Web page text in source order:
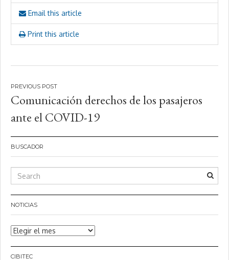
Email this article
Print this article
Navegación
de
entradas
Comunicación derechos de los pasajeros
ante el COVID-19
BUSCADOR
NOTICIAS
Noticias
CIBITEC